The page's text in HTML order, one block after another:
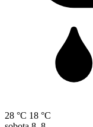
28 °C 18 °C